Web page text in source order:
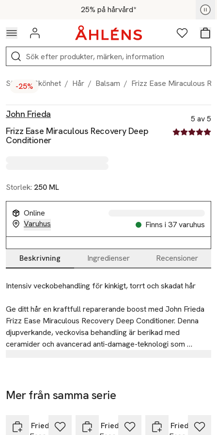
Hoppa till navigationsmenyn25% på hårvård*
För medlemmar - Shoppa nu
Logga in Favoriter
Sök
Start / Skönhet / Hår / Balsam / Frizz Ease Miraculous
-25%
John Frieda
Frizz Ease Miraculous Recovery Deep
Conditioner
5 av 5
5 av fem
Storlek: 250 ML
Online
Varuhus
Finns i 37 varuhus
Beskrivning Ingredienser Recensioner
Beskrivning
Intensiv veckobehandling för kinkigt, torrt och skadat hår
Ge ditt hår en kraftfull reparerande boost med John Frieda
Frizz Ease Miraculous Recovery Deep Conditioner. Denna
djupverkande, veckovisa behandling är berikad med
ceramider och avancerad anti-damage-teknologi som
användning.
Pfungstädter Straße 98-100
64297 Darmstadt
haarberatung-johnfrieda@kao.com
Mer från samma serie
John Frieda
John Frieda
John Frieda